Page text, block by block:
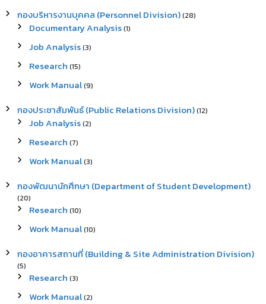
กองบริหารงานบุคคล (Personnel Division)(28)
Documentary Analysis(1)
Job Analysis(3)
Research (15)
Work Manual(9)
กองประชาสัมพันธ์ (Public Relations Division)(12)
Job Analysis(2)
Research (7)
Work Manual(3)
กองพัฒนานักศึกษา (Department of Student Development)
(20)
Research (10)
Work Manual(10)
กองอาคารสถานที่ (Building & Site Administration Division)
(5)
Research (3)
Work Manual(2)